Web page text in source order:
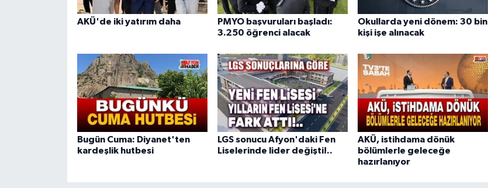
AKÜ'de iki yatırım daha
PMYO başvuruları başladı:
3.250 öğrenci alacak
Okullarda yeni dönem: 30 bin
kişi işe alınacak
Bugün Cuma: Diyanet'ten
kardeşlik hutbesi
LGS sonucu Afyon'daki Fen
Liselerinde lider değişti!..
AKÜ, istihdama dönük
bölümlerle geleceğe
hazırlanıyor